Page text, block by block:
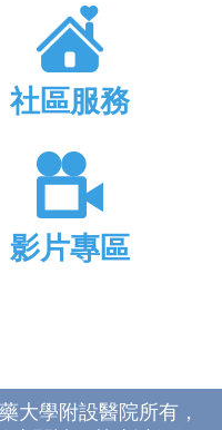
社區服務
影片專區
大學附設醫院所有，